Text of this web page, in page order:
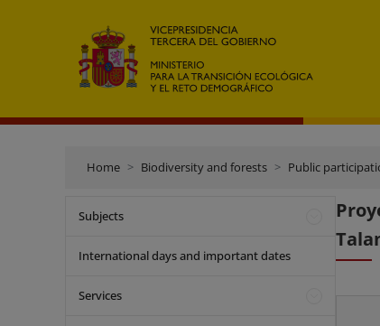
Home Biodiversity and forests Public
Subjects
International days and important dates
Services